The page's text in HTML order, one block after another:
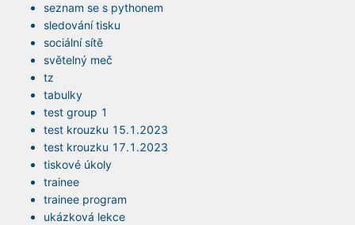
seznam se s pythonem
sledování tisku
sociální sítě
světelný meč
tz
tabulky
test group 1
test krouzku 15.1.2023
test krouzku 17.1.2023
tiskové úkoly
trainee
trainee program
ukázková lekce